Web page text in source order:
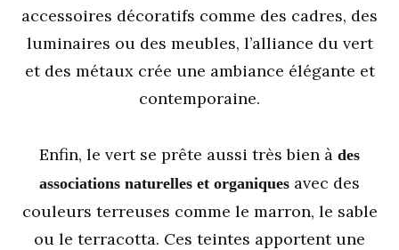
accessoires décoratifs comme des cadres, des
luminaires ou des meubles, l’alliance du vert
et des métaux crée une ambiance élégante et
contemporaine.
Enfin, le vert se prête aussi très bien à des
associations naturelles et organiques avec des
couleurs terreuses comme le marron, le sable
ou le terracotta. Ces teintes apportent une